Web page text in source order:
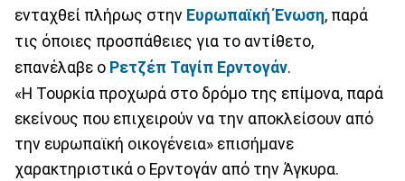
ενταχθεί πλήρως στην Ευρωπαϊκή Ένωση, παρά
τις όποιες προσπάθειες για το αντίθετο,
επανέλαβε ο Ρετζέπ Ταγίπ Ερντογάν.
«Η Τουρκία προχωρά στο δρόμο της επίμονα, παρά
εκείνους που επιχειρούν να την αποκλείσουν από
την ευρωπαϊκή οικογένεια» επισήμανε
χαρακτηριστικά ο Ερντογάν από την Άγκυρα.